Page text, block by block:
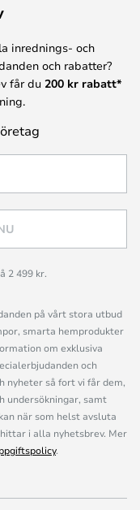
inrednings- och
och rabatter?
får du 200 kr rabatt*
2 499 kr.
på vårt stora utbud
smarta hemprodukter
om exklusiva
och
nyheter så fort vi får dem,
undersökningar, samt
när som helst avsluta
i alla nyhetsbrev. Mer
.